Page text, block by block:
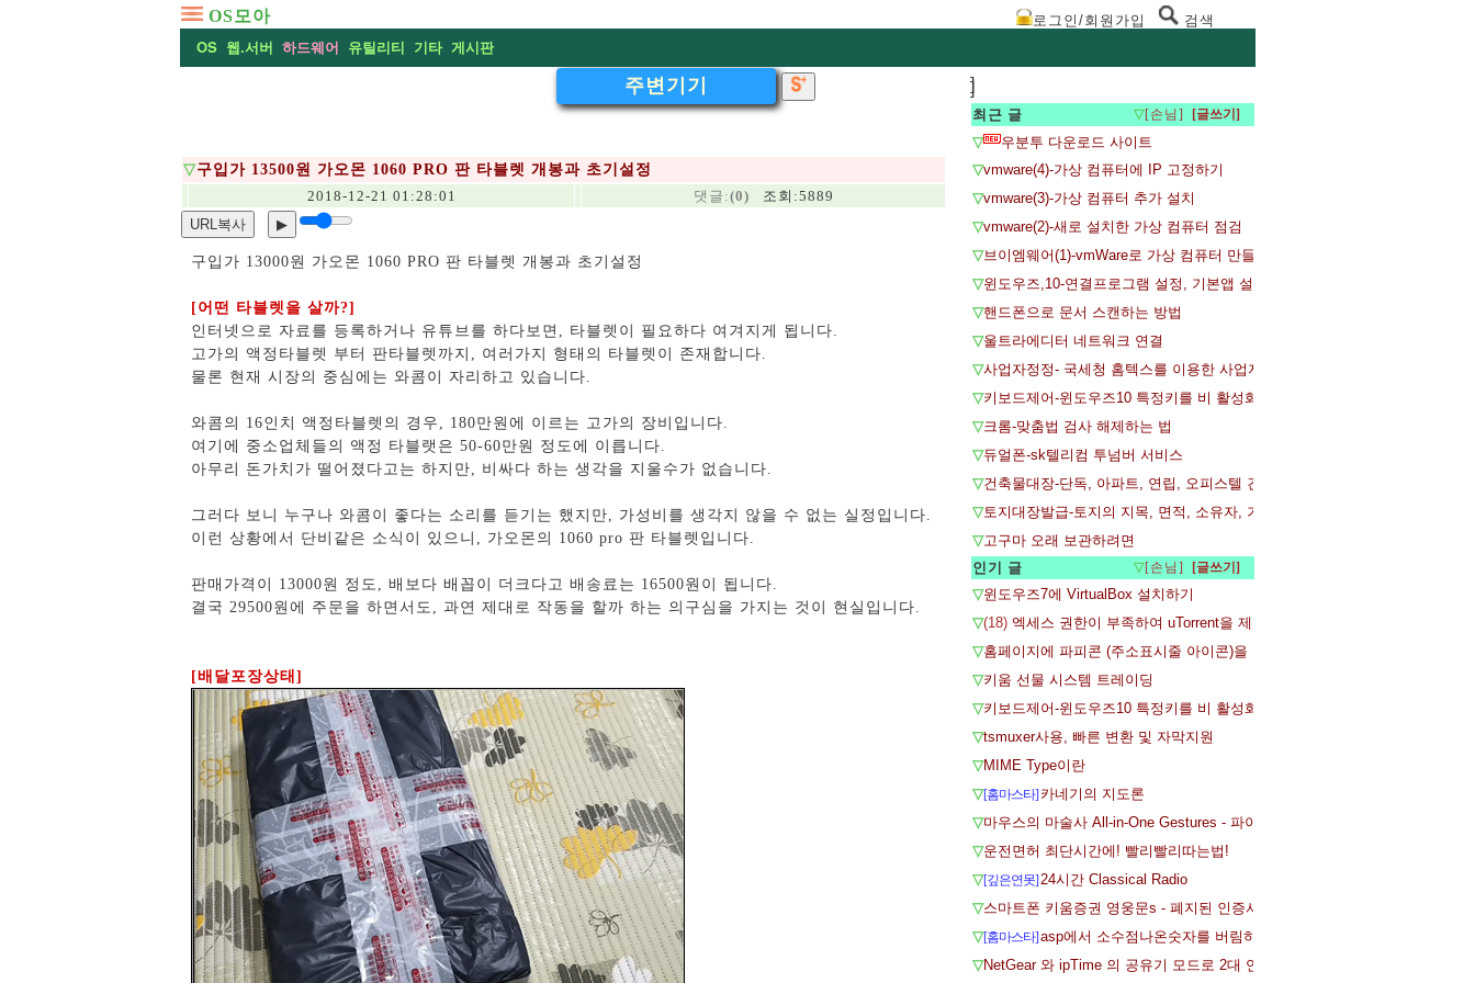
OS모아 로그인/회원가입 검색
OS 웹.서버 하드웨어 유틸리티 기타 게시판
주변기기
▽구입가 13500원 가오몬 1060 PRO 판 타블렛 개봉과 초기설정
2018-12-21 01:28:01
댓글:(0)
조회:5889
URL복사
▶
구입가 13000원 가오몬 1060 PRO 판 타블렛 개봉과 초기설정
[어떤 타블렛을 살까?]
인터넷으로 자료를 등록하거나 유튜브를 하다보면, 타블렛이 필요하다 여겨지게 됩니다.
고가의 액정타블렛 부터 판타블렛까지, 여러가지 형태의 타블렛이 존재합니다.
물론 현재 시장의 중심에는 와콤이 자리하고 있습니다.
와콤의 16인치 액정타블렛의 경우, 180만원에 이르는 고가의 장비입니다.
여기에 중소업체들의 액정 타블랫은 50-60만원 정도에 이릅니다.
아무리 돈가치가 떨어졌다고는 하지만, 비싸다 하는 생각을 지울수가 없습니다.
그러다 보니 누구나 와콤이 좋다는 소리를 듣기는 했지만, 가성비를 생각지 않을 수 없는 실정입니다.
이런 상황에서 단비같은 소식이 있으니, 가오몬의 1060 pro 판 타블렛입니다.
판매가격이 13000원 정도, 배보다 배꼽이 더크다고 배송료는 16500원이 됩니다.
결국 29500원에 주문을 하면서도, 과연 제대로 작동을 할까 하는 의구심을 가지는 것이 현실입니다.
[배달포장상태]
]
]
최근 글 ▽[손님]
▽
우분투 다운로드 사이트
▽vmware(4)-가상 컴퓨터에 IP 고정하기
▽vmware(3)-가상 컴퓨터 추가 설치
▽vmware(2)-새로 설치한 가상 컴퓨터 점검
▽브이엠웨어(1)-vmWare로 가상 컴퓨터 만들기
▽윈도우즈,10-연결프로그램 설정, 기본앱 설정 변경
▽핸드폰으로 문서 스캔하는 방법
▽울트라에디터 네트워크 연결
▽사업자정정- 국세청 홈텍스를 이용한 사업자등록증 주소변경과 사업자등록증
▽키보드제어-윈도우즈10 특정키를 비 활성화 하는 방법
▽크롬-맞춤법 검사 해제하는 법
▽듀얼폰-sk텔리컴 투넘버 서비스
▽건축물대장-단독, 아파트, 연립, 오피스텔 건축물대장 발급받기
▽토지대장발급-토지의 지목, 면적, 소유자, 기준싯가 등을 무료로 확인하는 방
▽고구마 오래 보관하려면
인기 글
▽[손님]
▽윈도우즈7에 VirtualBox 설치하기
▽(18) 엑세스 권한이 부족하여 uTorrent을 제거할 수 없습니다. - 해결
▽홈페이지에 파피콘 (주소표시줄 아이콘)을 만들어 적용하는 방법
▽키움 선물 시스템 트레이딩
▽키보드제어-윈도우즈10 특정키를 비 활성화 하는 방법
▽tsmuxer사용, 빠른 변환 및 자막지원
▽MIME Type이란
▽[홈마스타] 카네기의 지도론
▽마우스의 마술사 All-in-One Gestures - 파이어폭스 확장기능
▽운전면허 최단시간에! 빨리빨리따는법!
▽[깊은연못]24시간 Classical Radio
▽스마트폰 키움증권 영웅문s - 폐지된 인증서입니다. - 인증서 재복사
▽[홈마스타]asp에서 소수점나온숫자를 버림하는 방법
▽NetGear 와 ipTime 의 공유기 모드로 2대 연결하기